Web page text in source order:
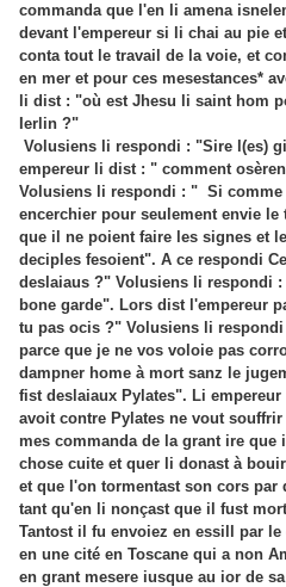
commanda que l'en li amena
devant l'empereur si li chai au pie
conta tout le travail de la voie, et
en mer et pour ces mesestances*
li dist : "où est Jhesu li saint hom
Ierlin ?"
Volusiens li respondi : "Sire l(es)
empereur li dist : " comment
Volusiens li respondi : " Si comme
encerchier pour seulement envie
que il ne poient faire les signes et
deciples fesoient". A ce respondi
deslaiaus ?" Volusiens li respondi
bone garde". Lors dist l'empereur
tu pas ocis ?" Volusiens li
parce que je ne vos voloie pas
dampner home à mort sanz le
fist deslaiaux Pylates". Li
avoit contre Pylates ne vout
mes commanda de la grant ire
chose cuite et quer li donast à
et que l'on tormentast son cors par
tant qu'en li nonçast que il fust
Tantost il fu envoiez en essill par
en une cité en Toscane qui a non
en grant mesere iusque au ior de